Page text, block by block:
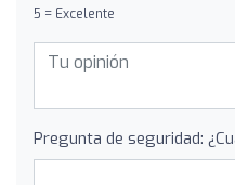
5 = Excelente
Pregunta de seguridad: